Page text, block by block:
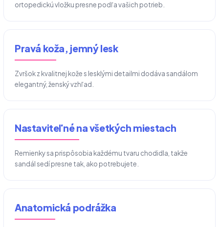
ortopedickú vložku presne podľa vašich potrieb.
Pravá koža, jemný lesk
Zvršok z kvalitnej kože s lesklými detailmi dodáva sandálom
elegantný, ženský vzhľad.
Nastaviteľné na všetkých miestach
Remienky sa prispôsobia každému tvaru chodidla, takže
sandál sedí presne tak, ako potrebujete.
Anatomická podrážka